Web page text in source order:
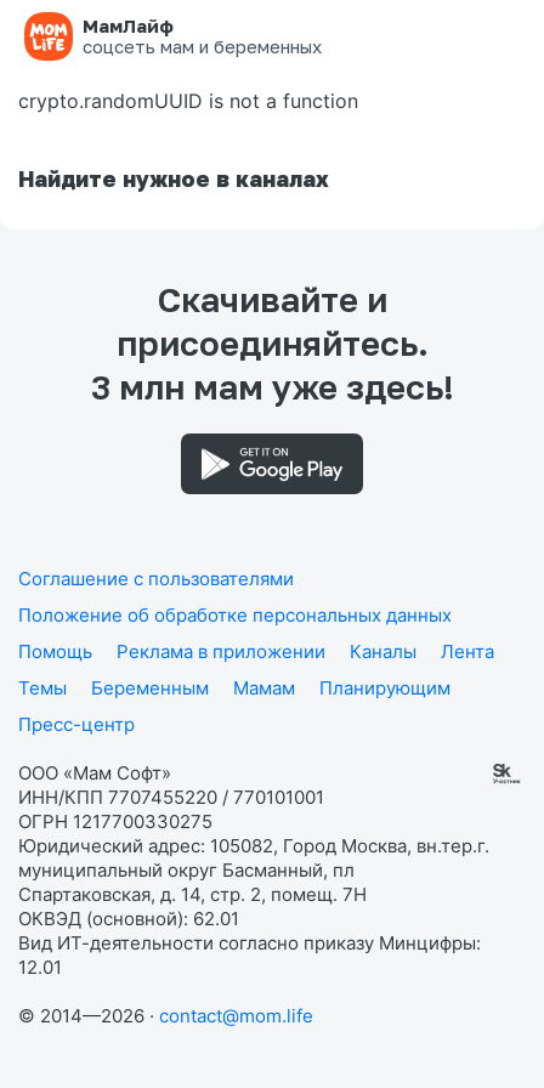
МамЛайф
соцсеть мам и беременных
Ошибка на странице
crypto.randomUUID is not a function
Найдите нужное в каналах
Скачивайте и
присоединяйтесь.
3 млн мам уже здесь!
Соглашение с пользователями
Положение об обработке персональных данных
Помощь
Реклама в приложении Каналы
Лента
Темы
Беременным Мамам
Планирующим
Пресс-центр
ООО «Мам Софт»
ИНН/КПП 7707455220 / 770101001
ОГРН 1217700330275
Юридический адрес: 105082, Город Москва, вн.тер.г.
муниципальный округ Басманный, пл
Спартаковская, д. 14, стр. 2, помещ. 7Н
ОКВЭД (основной): 62.01
Вид ИТ-деятельности согласно приказу Минцифры:
12.01
© 2014—2026 · contact@mom.life